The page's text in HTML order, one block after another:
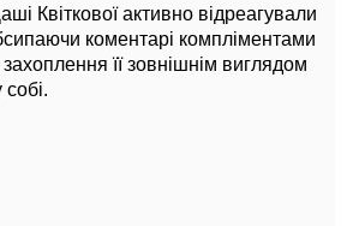
Квіткової активно відреагували
коментарі компліментами
її зовнішнім виглядом